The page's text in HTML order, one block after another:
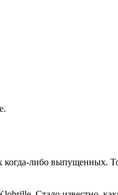
либо выпущенных.